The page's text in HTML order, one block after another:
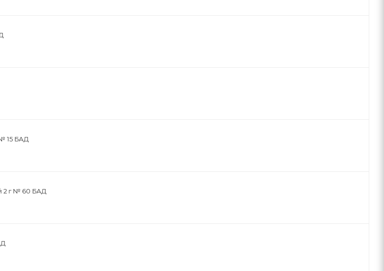
15 БАД
2 г № 60 БАД